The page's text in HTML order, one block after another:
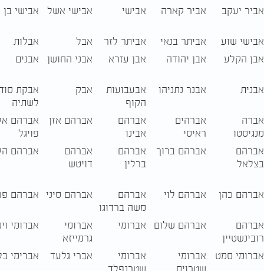
אביר יעקב אביר קארה אבישי אבישי אשל אבישי בן
אבישי שוע אביתר בנאי אביתר לזר אבל
אבלות
אבן הקלע
אבן יהודה אבן עזרא אבני החושן אבנים
אבנית אבנר נתניהו
אבעבועות
הקוף
אבק
אבקת
לשתיה
אברה
מנגיסטו
אברהים
ראיסי
אברהם
אבינו
אברהם אזן
אברהם
פויגל
אברהם
בצלאל
אברהם ברוך
אברהם
ברלין
אברהם
דויטש
אברהם
אברהם כהן אברהם לוי
אברהם
משה ברדוגו
אברהם סיני אברהם
אברהם
רובינשטיין
אברהם שלום אברומי
אברומי
גרמייזא
אברומי
אברומי סמט
אברומי
אברומי
אברי גלעד אברימי